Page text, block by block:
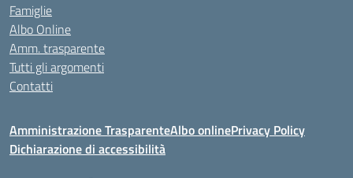
Famiglie
Albo Online
Amm. trasparente
Tutti gli argomenti
Contatti
Amministrazione TrasparenteAlbo onlinePrivacy Policy
Dichiarazione di accessibilità